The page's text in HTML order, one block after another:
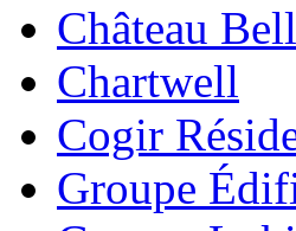
Château
Chartwell
Cogir
Groupe